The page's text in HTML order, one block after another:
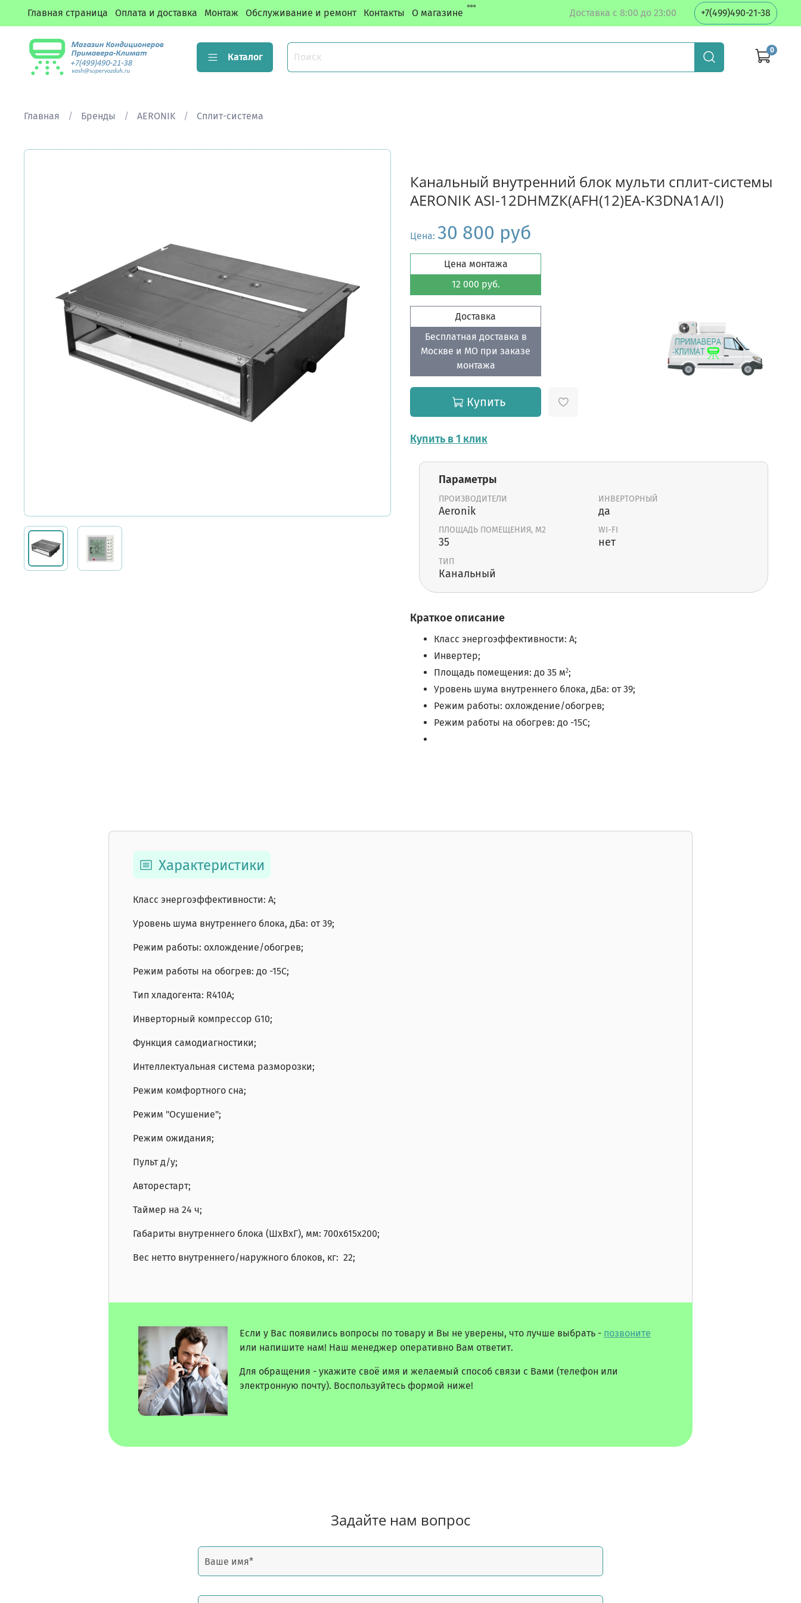
Главная страница Оплата и доставка Монтаж Обслуживание и ремонт Контакты О магазине Доставка с 8:00 до 23:00 +7(499)490-21-38
Каталог
0
Главная Бренды AERONIK Сплит-система
Канальный внутренний блок мульти сплит-системы
AERONIK ASI-12DHMZК(AFH(12)EA-K3DNA1A/I)
Цена: 30 800 руб
Цена монтажа
12 000 руб.
Доставка
Бесплатная доставка в
Москве и МО при заказе
монтажа
Купить
Купить в 1 клик
Параметры
ПРОИЗВОДИТЕЛИ
Aeronik
ИНВЕРТОРНЫЙ
да
ПЛОЩАДЬ ПОМЕЩЕНИЯ, М2
35
WI-FI
нет
ТИП
Канальный
Краткое описание
Класс энергоэффективности: A;
Инвертер;
Площадь помещения: до 35 м2;
Уровень шума внутреннего блока, дБа: от 39;
Режим работы: охлождение/обогрев;
Режим работы на обогрев: до -15С;
Характеристики
Класс энергоэффективности: A;
Уровень шума внутреннего блока, дБа: от 39;
Режим работы: охлождение/обогрев;
Режим работы на обогрев: до -15С;
Тип хладогента: R410A;
Инверторный компрессор G10;
Функция самодиагностики;
Интеллектуальная система разморозки;
Режим комфортного сна;
Режим "Осушение";
Режим ожидания;
Пульт д/у;
Авторестарт;
Таймер на 24 ч;
Габариты внутреннего блока (ШxВxГ), мм: 700х615х200;
Вес нетто внутреннего/наружного блоков, кг: 22;
Если у Вас появились вопросы по товару и Вы не уверены, что лучше выбрать - позвоните
или напишите нам! Наш менеджер оперативно Вам ответит.
Для обращения - укажите своё имя и желаемый способ связи с Вами (телефон или
электронную почту). Воспользуйтесь формой ниже!
Задайте нам вопрос